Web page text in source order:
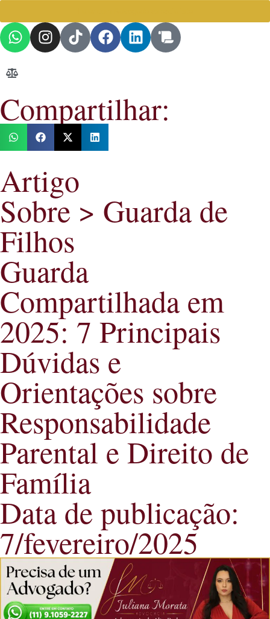
Compartilhar:
Artigo
Sobre > Guarda de
Filhos
Guarda
Compartilhada em
2025: 7 Principais
Dúvidas e
Orientações sobre
Responsabilidade
Parental e Direito de
Família
Data de publicação:
7/fevereiro/2025